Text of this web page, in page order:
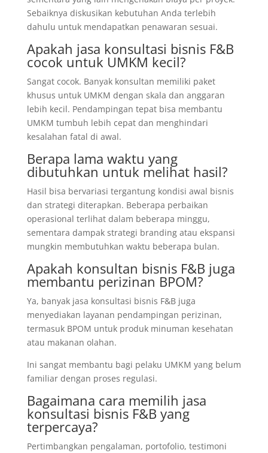
Sebaiknya diskusikan kebutuhan Anda terlebih
dahulu untuk mendapatkan penawaran sesuai.
Apakah jasa konsultasi bisnis F&B
cocok untuk UMKM kecil?
Sangat cocok. Banyak konsultan memiliki paket
khusus untuk UMKM dengan skala dan anggaran
lebih kecil. Pendampingan tepat bisa membantu
UMKM tumbuh lebih cepat dan menghindari
kesalahan fatal di awal.
Berapa lama waktu yang
dibutuhkan untuk melihat hasil?
Hasil bisa bervariasi tergantung kondisi awal bisnis
dan strategi diterapkan. Beberapa perbaikan
operasional terlihat dalam beberapa minggu,
sementara dampak strategi branding atau ekspansi
mungkin membutuhkan waktu beberapa bulan.
Apakah konsultan bisnis F&B juga
membantu perizinan BPOM?
Ya, banyak jasa konsultasi bisnis F&B juga
menyediakan layanan pendampingan perizinan,
termasuk BPOM untuk produk minuman kesehatan
atau makanan olahan.
Ini sangat membantu bagi pelaku UMKM yang belum
familiar dengan proses regulasi.
Bagaimana cara memilih jasa
konsultasi bisnis F&B yang
terpercaya?
Pertimbangkan pengalaman, portofolio, testimoni